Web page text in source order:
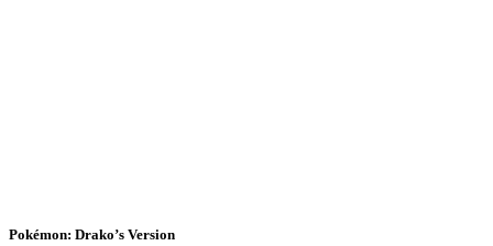
Pokémon: Drako’s Version